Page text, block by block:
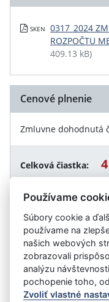
SKEN
0317_2024
ROZPOČTU
409.13 kB)
Cenové plnenie
Zmluvne dohodnutá
Celková čiastka:
Návrat späť
Používame
Súbory cookie a
používame na
našich webových
zobrazovali
analýzu
pochopenie toho,
Zvoliť vlastné